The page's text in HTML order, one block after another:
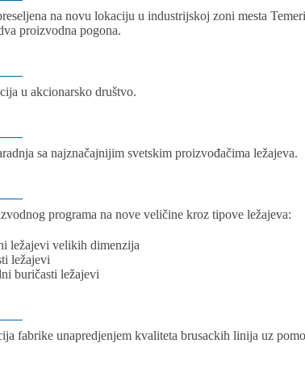
na novu lokaciju u industrijskoj zoni mesta
proizvodna pogona.
u akcionarsko društvo.
sa najznačajnijim svetskim proizvođačima ležajeva.
programa na nove veličine kroz tipove ležajeva:
ležajevi velikih dimenzija
ležajevi
buričasti ležajevi
fabrike unapredjenjem kvaliteta brusackih linija uz